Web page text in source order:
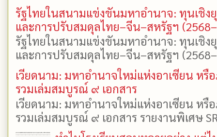
รัฐไทยในสนามแข่งขันมหาอำนาจ: ทุนเชิง
และการปรับสมดุลไทย–จีน–สหรัฐฯ
รัฐไทยในสนามแข่งขันมหาอำนาจ: ทุนเชิง
และการปรับสมดุลไทย–จีน–สหรัฐฯ
เวียดนาม: มหาอำนาจใหม่แห่งอาเซียน ห
รวมเล่มสมบูรณ์ ๙ เอกสาร
เวียดนาม: มหาอำนาจใหม่แห่งอาเซียน ห
รวมเล่มสมบูรณ์ ๙ เอกสาร รายงานพิเศษ